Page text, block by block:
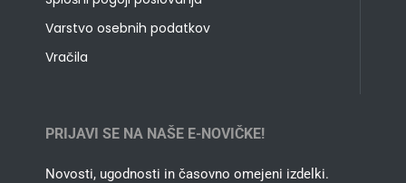
Varstvo osebnih podatkov
Vračila
PRIJAVI SE NA NAŠE E-NOVIČKE!
Novosti, ugodnosti in časovno omejeni izdelki.